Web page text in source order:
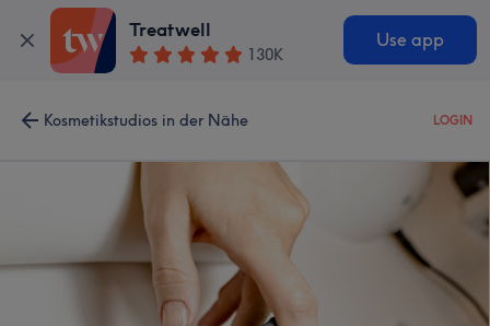
Treatwell
130K
Use app
Kosmetikstudios in der Nähe LOGIN